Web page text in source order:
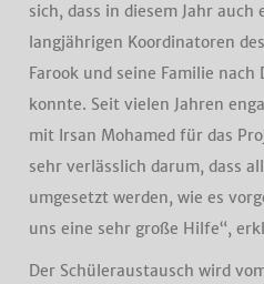
sich, dass in diesem Jahr auch
langjährigen Koordinatoren
Farook und seine Familie
konnte. Seit vielen Jahren
mit Irsan Mohamed für das
sehr verlässlich darum, dass
umgesetzt werden, wie es
uns eine sehr große Hilfe“,
Der Schüleraustausch wird